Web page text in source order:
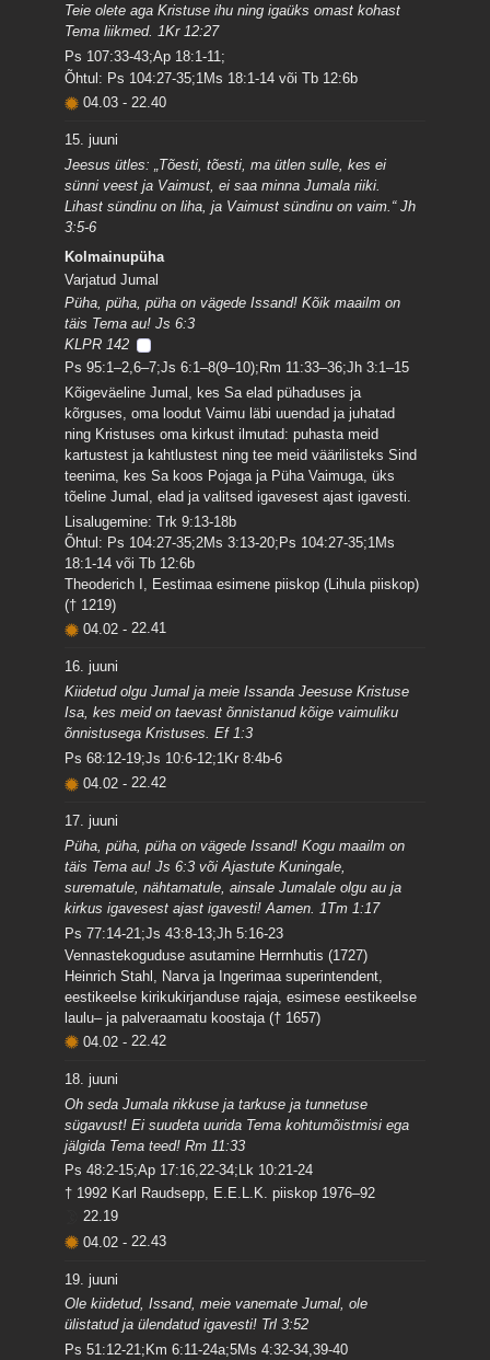
Teie olete aga Kristuse ihu ning igaüks omast kohast
Tema liikmed. 1Kr 12:27
Ps 107:33-43;Ap 18:1-11;
Õhtul: Ps 104:27-35;1Ms 18:1-14 või Tb 12:6b
04.03- 22.40
15. juuni
Jeesus ütles: „Tõesti, tõesti, ma ütlen sulle, kes ei
sünni veest ja Vaimust, ei saa minna Jumala riiki.
Lihast sündinu on liha, ja Vaimust sündinu on vaim.“ Jh
3:5-6
Kolmainupüha
Varjatud Jumal
Püha, püha, püha on vägede Issand! Kõik maailm on
täis Tema au! Js 6:3
KLPR 142
Ps 95:1–2,6–7;Js 6:1–8(9–10);Rm 11:33–36;Jh 3:1–15
Kõigeväeline Jumal, kes Sa elad pühaduses ja
kõrguses, oma loodut Vaimu läbi uuendad ja juhatad
ning Kristuses oma kirkust ilmutad: puhasta meid
kartustest ja kahtlustest ning tee meid väärilisteks Sind
teenima, kes Sa koos Pojaga ja Püha Vaimuga, üks
tõeline Jumal, elad ja valitsed igavesest ajast igavesti.
Lisalugemine: Trk 9:13-18b
Õhtul: Ps 104:27-35;2Ms 3:13-20;Ps 104:27-35;1Ms
18:1-14 või Tb 12:6b
Theoderich I, Eestimaa esimene piiskop (Lihula piiskop)
(† 1219)
04.02-22.41
16. juuni
Kiidetud olgu Jumal ja meie Issanda Jeesuse Kristuse
Isa, kes meid on taevast õnnistanud kõige vaimuliku
õnnistusega Kristuses. Ef 1:3
Ps 68:12-19;Js 10:6-12;1Kr 8:4b-6
04.02-22.42
17. juuni
Püha, püha, püha on vägede Issand! Kogu maailm on
täis Tema au! Js 6:3 või Ajastute Kuningale,
surematule, nähtamatule, ainsale Jumalale olgu au ja
kirkus igavesest ajast igavesti! Aamen. 1Tm 1:17
Ps 77:14-21;Js 43:8-13;Jh 5:16-23
Vennastekoguduse asutamine Herrnhutis (1727)
Heinrich Stahl, Narva ja Ingerimaa superintendent,
eestikeelse kirikukirjanduse rajaja, esimese eestikeelse
laulu– ja palveraamatu koostaja († 1657)
04.02-22.42
18. juuni
Oh seda Jumala rikkuse ja tarkuse ja tunnetuse
sügavust! Ei suudeta uurida Tema kohtumõistmisi ega
jälgida Tema teed! Rm 11:33
Ps 48:2-15;Ap 17:16,22-34;Lk 10:21-24
† 1992 Karl Raudsepp, E.E.L.K. piiskop 1976–92
22.19
04.02-22.43
19. juuni
Ole kiidetud, Issand, meie vanemate Jumal, ole
ülistatud ja ülendatud igavesti! Trl 3:52
Ps 51:12-21;Km 6:11-24a;5Ms 4:32-34,39-40